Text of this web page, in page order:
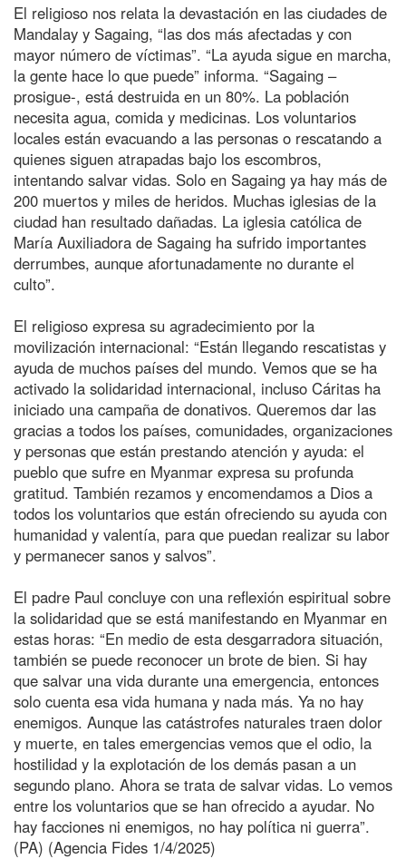
El religioso nos relata la devastación en las ciudades de
Mandalay y Sagaing, “las dos más afectadas y con
mayor número de víctimas”. “La ayuda sigue en marcha,
la gente hace lo que puede” informa. “Sagaing –
prosigue-, está destruida en un 80%. La población
necesita agua, comida y medicinas. Los voluntarios
locales están evacuando a las personas o rescatando a
quienes siguen atrapadas bajo los escombros,
intentando salvar vidas. Solo en Sagaing ya hay más de
200 muertos y miles de heridos. Muchas iglesias de la
ciudad han resultado dañadas. La iglesia católica de
María Auxiliadora de Sagaing ha sufrido importantes
derrumbes, aunque afortunadamente no durante el
culto”.
El religioso expresa su agradecimiento por la
movilización internacional: “Están llegando rescatistas y
ayuda de muchos países del mundo. Vemos que se ha
activado la solidaridad internacional, incluso Cáritas ha
iniciado una campaña de donativos. Queremos dar las
gracias a todos los países, comunidades, organizaciones
y personas que están prestando atención y ayuda: el
pueblo que sufre en Myanmar expresa su profunda
gratitud. También rezamos y encomendamos a Dios a
todos los voluntarios que están ofreciendo su ayuda con
humanidad y valentía, para que puedan realizar su labor
y permanecer sanos y salvos”.
El padre Paul concluye con una reflexión espiritual sobre
la solidaridad que se está manifestando en Myanmar en
estas horas: “En medio de esta desgarradora situación,
también se puede reconocer un brote de bien. Si hay
que salvar una vida durante una emergencia, entonces
solo cuenta esa vida humana y nada más. Ya no hay
enemigos. Aunque las catástrofes naturales traen dolor
y muerte, en tales emergencias vemos que el odio, la
hostilidad y la explotación de los demás pasan a un
segundo plano. Ahora se trata de salvar vidas. Lo vemos
entre los voluntarios que se han ofrecido a ayudar. No
hay facciones ni enemigos, no hay política ni guerra”.
(PA) (Agencia Fides 1/4/2025)